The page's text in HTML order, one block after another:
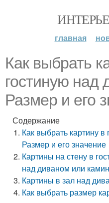
главная
Как выбрать
гостиную над
Размер и его
Содержание
Как выбрать картину
Размер и его значение
Картины на стену в
над диваном или
Картины в зал над
Как выбрать размер